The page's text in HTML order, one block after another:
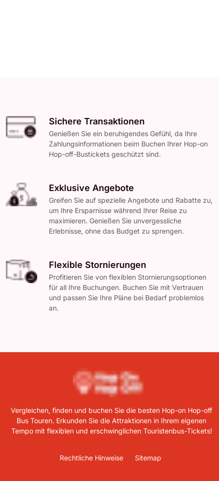
Sichere Transaktionen
Genießen Sie ein beruhigendes Gefühl, da Ihre
Zahlungsinformationen beim Buchen Ihrer Hop-on
Hop-off-Bustickets geschützt sind.
Exklusive Angebote
Greifen Sie auf spezielle Angebote und Rabatte zu,
um Ihre Ersparnisse während Ihrer Reise zu
maximieren. Genießen Sie unvergessliche
Erlebnisse, ohne das Budget zu sprengen.
Flexible Stornierungen
Profitieren Sie von flexiblen Stornierungsoptionen
für all Ihre Buchungen. Buchen Sie mit Vertrauen
und passen Sie Ihre Pläne bei Bedarf problemlos
an.
Vergleichen, finden und buchen Sie die besten Hop-on Hop-off
Bus Touren. Erkunden Sie die Attraktionen in Ihrem eigenen
Tempo mit flexiblen und erschwinglichen Touristenbus-Tickets!
Rechtliche Hinweise Sitemap